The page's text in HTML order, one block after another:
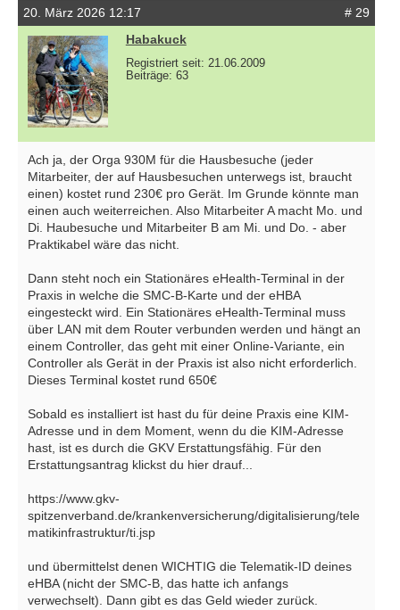
20. März 2026 12:17
# 29
Habakuck
Registriert seit: 21.06.2009
Beiträge: 63
Ach ja, der Orga 930M für die Hausbesuche (jeder
Mitarbeiter, der auf Hausbesuchen unterwegs ist, braucht
einen) kostet rund 230€ pro Gerät. Im Grunde könnte man
einen auch weiterreichen. Also Mitarbeiter A macht Mo. und
Di. Haubesuche und Mitarbeiter B am Mi. und Do. - aber
Praktikabel wäre das nicht.
Dann steht noch ein Stationäres eHealth-Terminal in der
Praxis in welche die SMC-B-Karte und der eHBA
eingesteckt wird. Ein Stationäres eHealth-Terminal muss
über LAN mit dem Router verbunden werden und hängt an
einem Controller, das geht mit einer Online-Variante, ein
Controller als Gerät in der Praxis ist also nicht erforderlich.
Dieses Terminal kostet rund 650€
Sobald es installiert ist hast du für deine Praxis eine KIM-
Adresse und in dem Moment, wenn du die KIM-Adresse
hast, ist es durch die GKV Erstattungsfähig. Für den
Erstattungsantrag klickst du hier drauf...
https://www.gkv-
spitzenverband.de/krankenversicherung/digitalisierung/tele
matikinfrastruktur/ti.jsp
und übermittelst denen WICHTIG die Telematik-ID deines
eHBA (nicht der SMC-B, das hatte ich anfangs
verwechselt). Dann gibt es das Geld wieder zurück.